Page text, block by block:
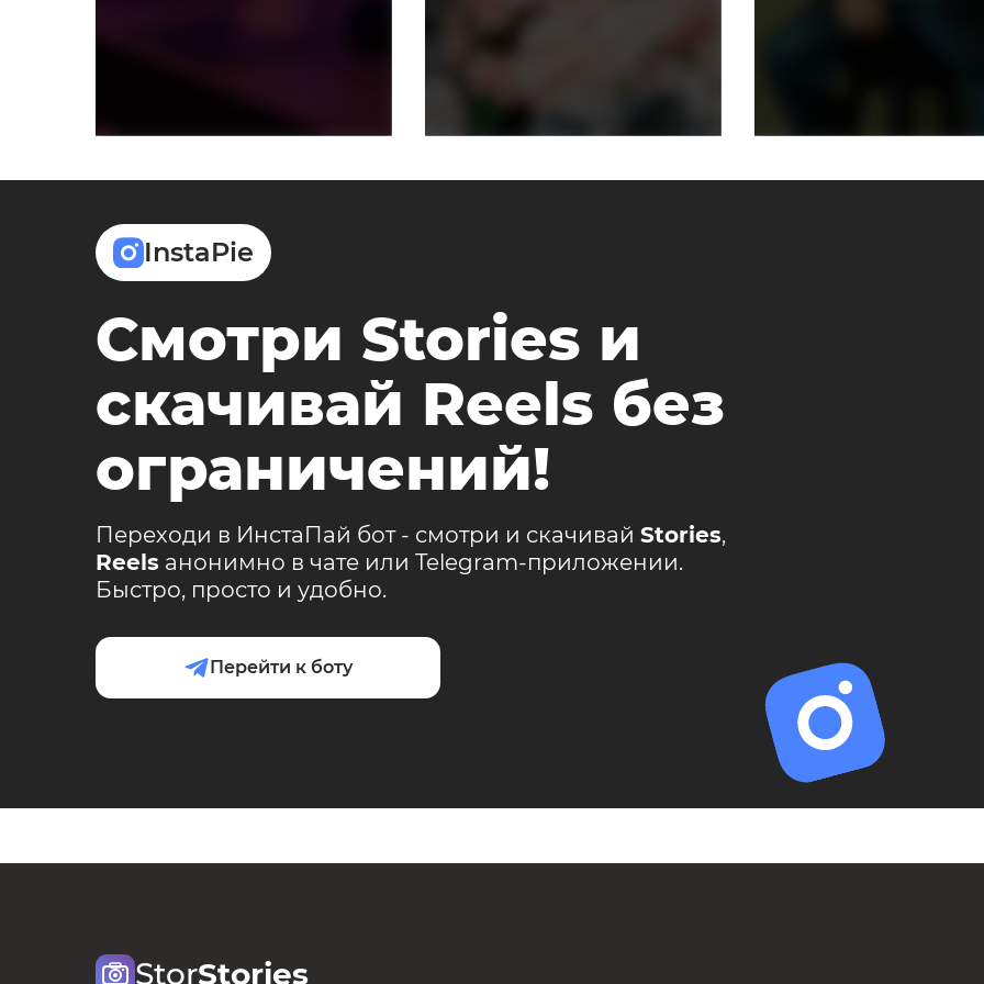
InstaPie
Смотри Stories и
скачивай Reels без
ограничений!
Переходи в ИнстаПай бот - смотри и скачивай Stories,
Reels анонимно в чате или Telegram-приложении.
Быстро, просто и удобно.
Перейти к боту
StorStories